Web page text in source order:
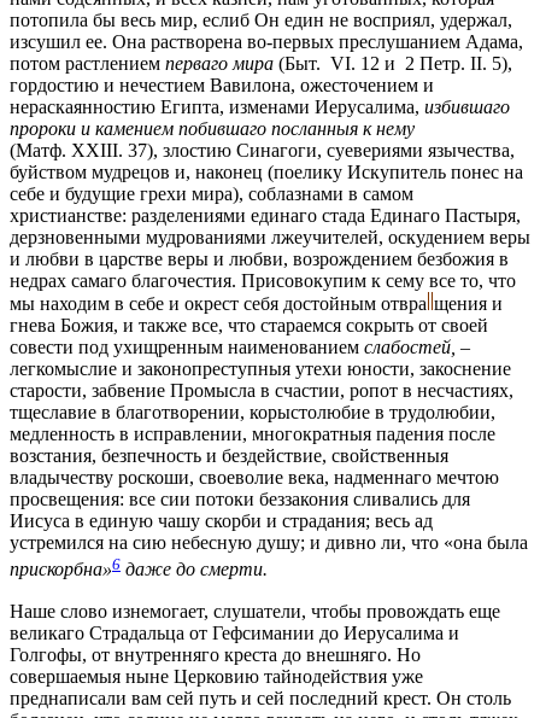
потопила бы весь мир, еслиб Он един не восприял, удержал,
изсушил ее. Она растворена во-первых преслушанием Адама,
потом растлением перваго мира (Быт. VI. 12 и 2 Петр. II. 5),
гордостию и нечестием Вавилона, ожесточением и
нераскаянностию Египта, изменами Иерусалима, избившаго
пророки и камением побившаго посланныя к нему
(Матф. XXIII. 37), злостию Синагоги, суевериями язычества,
буйством мудрецов и, наконец (поелику Искупитель понес на
себе и будущие грехи мира), соблазнами в самом
христианстве: разделениями единаго стада Единаго Пастыря,
дерзновенными мудрованиями лжеучителей, оскудением веры
и любви в царстве веры и любви, возрождением безбожия в
недрах самаго благочестия. Присовокупим к сему все то, что
мы находим в себе и окрест себя достойным отвра щения и
гнева Божия, и также все, что стараемся сокрыть от своей
совести под ухищренным наименованием слабостей, –
легкомыслие и законопреступныя утехи юности, закоснение
старости, забвение Промысла в счастии, ропот в несчастиях,
тщеславие в благотворении, корыстолюбие в трудолюбии,
медленность в исправлении, многократныя падения после
возстания, безпечность и бездействие, свойственныя
владычеству роскоши, своеволие века, надменнаго мечтою
просвещения: все сии потоки беззакония сливались для
Иисуса в единую чашу скорби и страдания; весь ад
устремился на сию небесную душу; и дивно ли, что «она была
прискорбна»6 даже до смерти.
Наше слово изнемогает, слушатели, чтобы провождать еще
великаго Страдальца от Гефсимании до Иерусалима и
Голгофы, от внутренняго креста до внешняго. Но
совершаемыя ныне Церковию тайнодействия уже
преднаписали вам сей путь и сей последний крест. Он столь